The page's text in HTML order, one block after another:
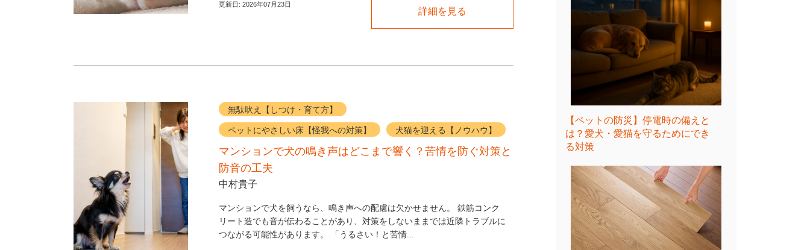
更新日: 2026年07月23日
詳細を見る
無駄吠え【しつけ・育て方】
ペットにやさしい床【怪我への対策】 犬猫を迎える【ノウハウ】
マンションで犬の鳴き声はどこまで響く？苦情を防ぐ対策と
防音の工夫
中村貴子
マンションで犬を飼うなら、鳴き声への配慮は欠かせません。 鉄筋コンク
リート造でも音が伝わることがあり、対策をしないままでは近隣トラブルに
つながる可能性があります。 「うるさい！と苦情...
【ペットの防災】停電時の備えと
は？愛犬・愛猫を守るためにでき
る対策